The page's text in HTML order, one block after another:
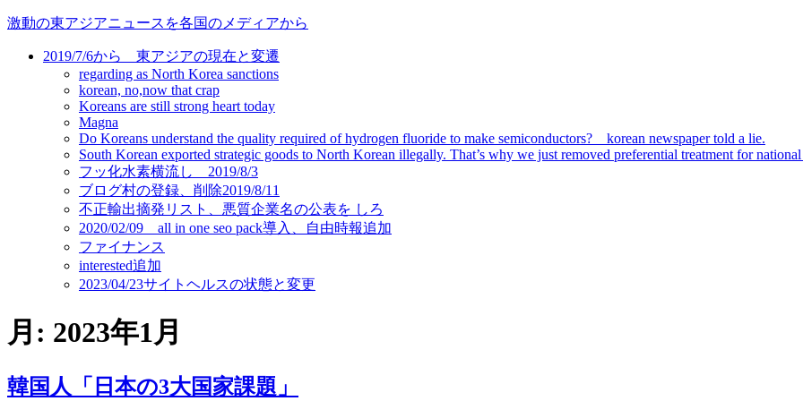
コ
激動の東アジアニュースを各国のメディアから
2019/7/6から 東アジアの現在と変遷
regarding as North Korea sanctions
korean, no,now that crap
Koreans are still strong heart today
Magna
Do Koreans understand the quality required of hydrogen fluoride to make semiconductors? korean newspaper told a lie.
South Korean exported strategic goods to North Korean illegally. That’s why we just removed preferential treatment for national
フッ化水素横流し 2019/8/3
ブログ村の登録、削除2019/8/11
不正輸出摘発リスト、悪質企業名の公表を しろ
2020/02/09 all in one seo pack導入、自由時報追加
ファイナンス
interested追加
2023/04/23サイトヘルスの状態と変更
月: 2023年1月
韓国人「日本の3大国家課題」